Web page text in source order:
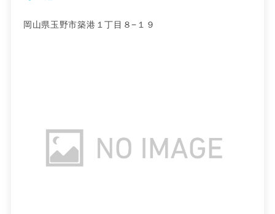
岡山県玉野市築港１丁目８−１９